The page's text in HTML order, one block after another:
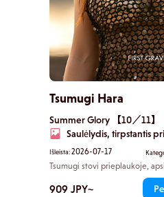
Tsumugi Hara
Summer Glory 【10／11】
Saulėlydis, tirpstantis
Išleista:2026-07-17
Tsumugi stovi prieplaukoje,
suknelę. Po ja vos matosi
tekant laikui jūsų siluetai tyliai
909 JPY~